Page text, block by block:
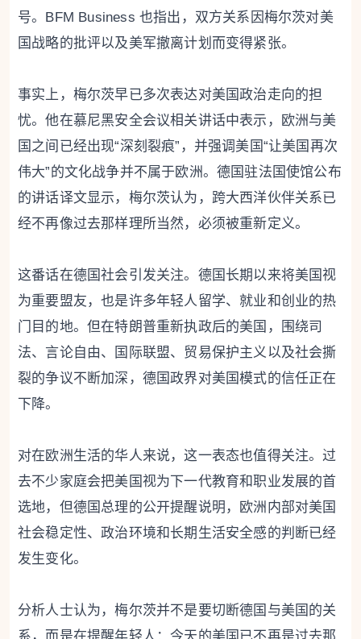
号。BFM Business 也指出，双方关系因梅尔茨对美
国战略的批评以及美军撤离计划而变得紧张。
事实上，梅尔茨早已多次表达对美国政治走向的担
忧。他在慕尼黑安全会议相关讲话中表示，欧洲与美
国之间已经出现“深刻裂痕”，并强调美国“让美国再次
伟大”的文化战争并不属于欧洲。德国驻法国使馆公布
的讲话译文显示，梅尔茨认为，跨大西洋伙伴关系已
经不再像过去那样理所当然，必须被重新定义。
这番话在德国社会引发关注。德国长期以来将美国视
为重要盟友，也是许多年轻人留学、就业和创业的热
门目的地。但在特朗普重新执政后的美国，围绕司
法、言论自由、国际联盟、贸易保护主义以及社会撕
裂的争议不断加深，德国政界对美国模式的信任正在
下降。
对在欧洲生活的华人来说，这一表态也值得关注。过
去不少家庭会把美国视为下一代教育和职业发展的首
选地，但德国总理的公开提醒说明，欧洲内部对美国
社会稳定性、政治环境和长期生活安全感的判断已经
发生变化。
分析人士认为，梅尔茨并不是要切断德国与美国的关